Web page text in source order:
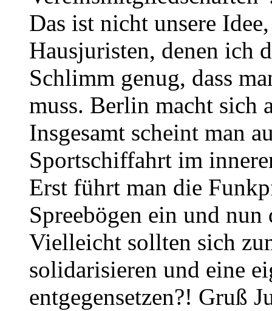
Das ist nicht unsere
Hausjuristen, denen ich
Schlimm genug, dass
muss. Berlin macht sich
Insgesamt scheint man
Sportschiffahrt im
Erst führt man die
Spreebögen ein und nun
Vielleicht sollten sich
solidarisieren und eine
entgegensetzen?! Gruß